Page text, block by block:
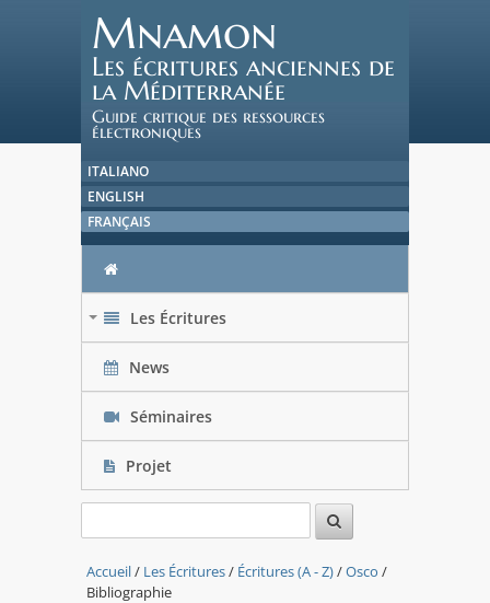
Mnamon
Les écritures anciennes de
la Méditerranée
Guide critique des ressources
électroniques
ITALIANO
ENGLISH
FRANÇAIS
Les Écritures
News
Séminaires
Projet
Accueil/ Les Écritures/ Écritures (A - Z)/Osco /
Bibliographie